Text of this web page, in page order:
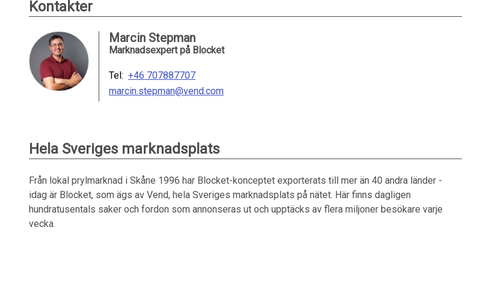
Kontakter
Marcin Stepman
Marknadsexpert på Blocket
Tel: +46 707887707
marcin.stepman@vend.com
Hela Sveriges marknadsplats
Från lokal prylmarknad i Skåne 1996 har Blocket-konceptet exporterats till mer än 40 andra länder -
idag är Blocket, som ägs av Vend, hela Sveriges marknadsplats på nätet. Här finns dagligen
hundratusentals saker och fordon som annonseras ut och upptäcks av flera miljoner besökare varje
vecka.